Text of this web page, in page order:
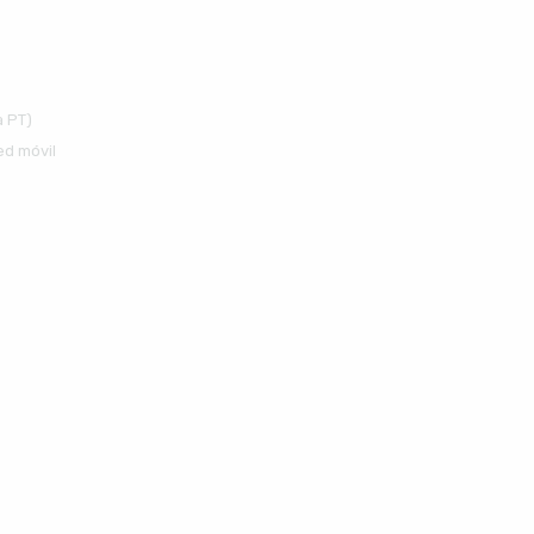
PT)
móvil